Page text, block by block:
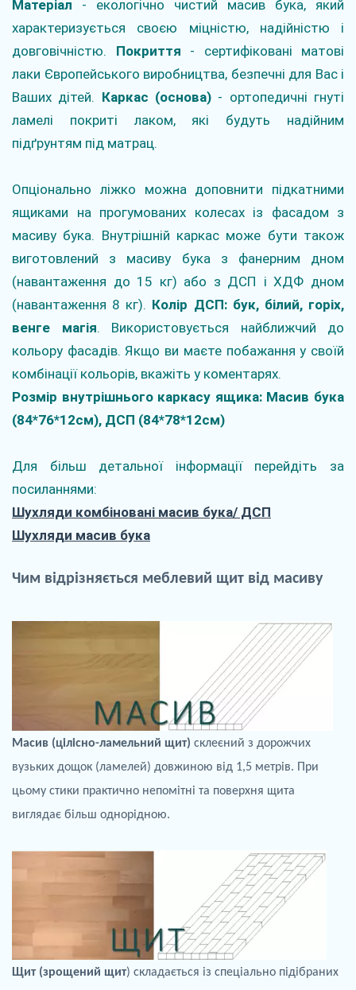
Матеріал - екологічно чистий масив бука, який
характеризується своєю міцністю, надійністю і
довговічністю. Покриття - сертифіковані матові
лаки Європейського виробництва, безпечні для Вас і
Ваших дітей. Каркас (основа) - ортопедичні гнуті
ламелі покриті лаком, які будуть надійним
підґрунтям під матрац.
Опціонально ліжко можна доповнити підкатними
ящиками на прогумованих колесах із фасадом з
масиву бука. Внутрішній каркас може бути також
виготовлений з масиву бука з фанерним дном
(навантаження до 15 кг) або з ДСП і ХДФ дном
(навантаження 8 кг). Колір ДСП: бук, білий, горіх,
венге магія. Використовується найближчий до
кольору фасадів. Якщо ви маєте побажання у своїй
комбінації кольорів, вкажіть у коментарях.
Розмір внутрішнього каркасу ящика: Масив бука
(84*76*12см), ДСП (84*78*12см)
Для більш детальної інформації перейдіть за
посиланнями:
Шухляди комбіновані масив бука/ ДСП
Шухляди масив бука
Чим відрізняється меблевий щит від масиву
Масив (цілісно-ламельний щит) склеєний з дорожчих
вузьких дощок (ламелей) довжиною від 1,5 метрів. При
цьому стики практично непомітні та поверхня щита
виглядає більш однорідною.
Щит (зрощений щит) складається із спеціально підібраних